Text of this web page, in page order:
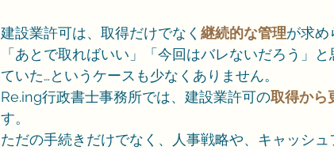
建設業許可は、取得だけでなく 継続的な管理が求め
「あとで取ればいい」「今回はバレないだろう」
ていた…というケースも少なくありません。
Re.ing行政書士事務所では、建設業許可の取得から
す。
ただの手続きだけでなく、人事戦略や、キャッシ